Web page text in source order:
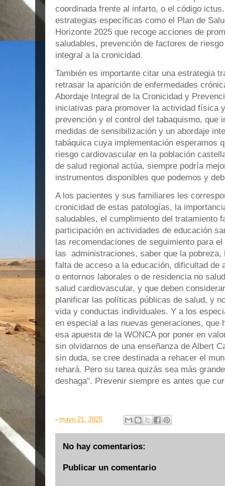
coordinada frente al infarto, o el código
estrategias específicas como el Plan de
Horizonte 2025 que recoge acciones de
saludables, prevención de factores de
integral a la cronicidad.
También es importante citar una estrategia
retrasar la aparición de enfermedades
Abordaje Integral de la Cronicidad y
iniciativas para promover la actividad física
prevención y el control del tabaquismo, que
medidas de sensibilización y un abordaje
tabáquica cuya implementación esperamos
riesgo cardiovascular en la población
de salud regional actúa, siempre podría
instrumentos disponibles que podemos y
A los pacientes y sus familiares les
cronicidad de estas patologías, la
saludables, el cumplimiento del tratamiento
participación en actividades de educación
las recomendaciones de seguimiento para
las administraciones, saber que la pobreza,
falta de acceso a la educación, dificultad de
o entornos laborales o de residencia no
salud cardiovascular, y que deben
planificar las políticas públicas de salud, y
vida y conductas individuales. Y a los
en especial a las nuevas generaciones, que
esa apuesta de la WONCA por poner en
sin olvidarnos de una enseñanza de Albert
sin duda, se cree destinada a rehacer el
rehará. Pero su tarea quizás sea más
deshaga". Prevenir siempre es antes que
- mayo 21, 2025
No hay comentarios:
Publicar un comentario